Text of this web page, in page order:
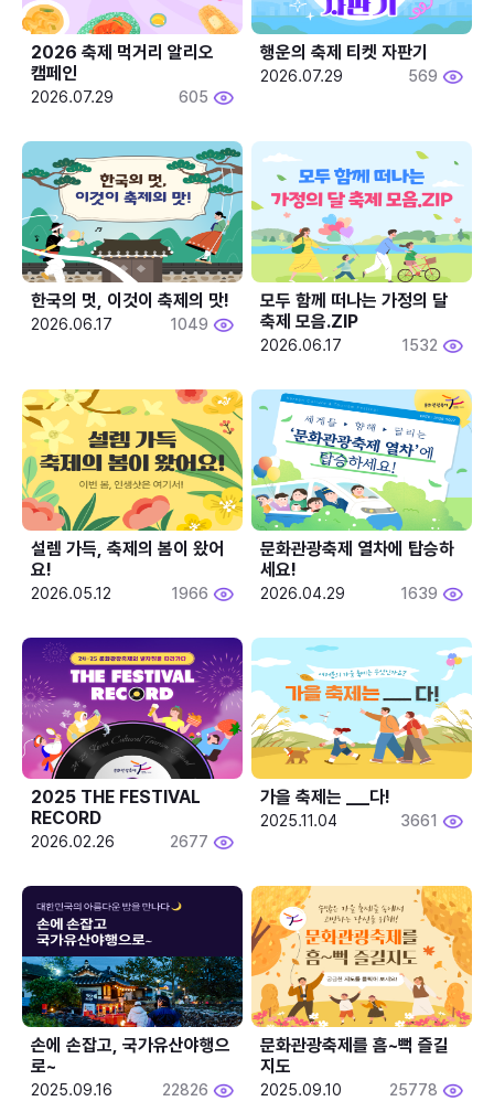
2026 축제 먹거리 알리오
캠페인
2026.07.29 605
행운의 축제 티켓 자판기
2026.07.29 569
한국의 멋, 이것이 축제의 맛!
2026.06.17 1049
모두 함께 떠나는 가정의 달
축제 모음.ZIP
2026.06.17 1532
설렘 가득, 축제의 봄이 왔어
요!
2026.05.12 1966
문화관광축제 열차에 탑승하
세요!
2026.04.29 1639
2025 THE FESTIVAL
RECORD
2026.02.26 2677
2025.11.04 3661
손에 손잡고, 국가유산야행으
로~
2025.09.16 22826
문화관광축제를 흠~뻑 즐길
지도
2025.09.10 25778